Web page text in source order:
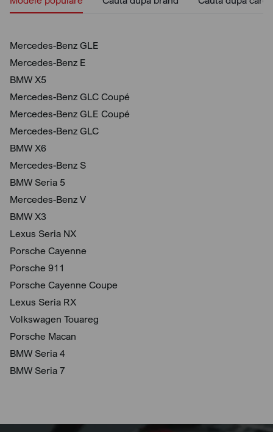
Mercedes-Benz GLE
Mercedes-Benz E
BMW X5
Mercedes-Benz GLC Coupé
Mercedes-Benz GLE Coupé
Mercedes-Benz GLC
BMW X6
Mercedes-Benz S
BMW Seria 5
Mercedes-Benz V
BMW X3
Lexus Seria NX
Porsche Cayenne
Porsche 911
Porsche Cayenne Coupe
Lexus Seria RX
Volkswagen Touareg
Porsche Macan
BMW Seria 4
BMW Seria 7